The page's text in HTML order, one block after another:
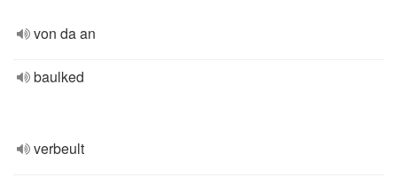
von da an
baulked
verbeult